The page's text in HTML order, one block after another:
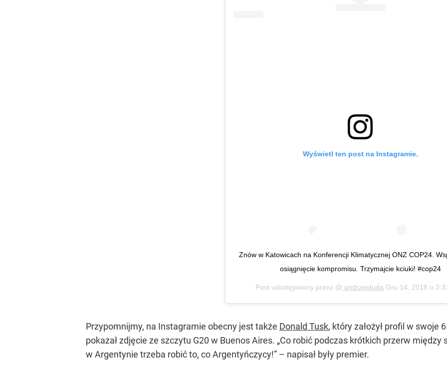
Wyświetl ten post na Instagramie.
Znów w Katowicach na Konferencji Klimatycznej ONZ COP24.
osiągnięcie kompromisu. Trzymajcie kciuki! #cop24
Post udostępniony przez @ andrzejduda Gru 14, 2018 o
Przypomnijmy, na Instagramie obecny jest także Donald Tusk, który założył profil w swoje
pokazał zdjęcie ze szczytu G20 w Buenos Aires. „Co robić podczas krótkich przerw
w Argentynie trzeba robić to, co Argentyńczycy!” – napisał były premier.